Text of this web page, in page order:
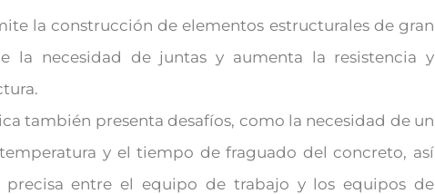
la construcción de elementos estructurales de gran
la necesidad de juntas y aumenta la resistencia y
también presenta desafíos, como la necesidad de un
y el tiempo de fraguado del concreto, así
entre el equipo de trabajo y los equipos de